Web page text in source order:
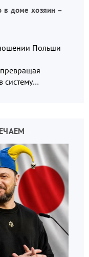
в доме хозяин –
Польши
систему